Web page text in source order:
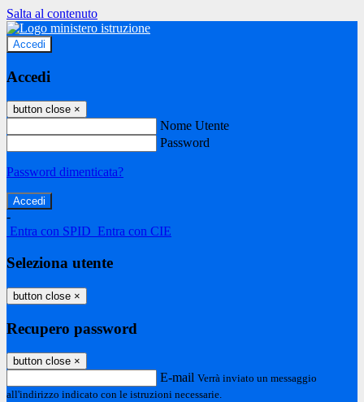
Salta al contenuto
Accedi
Accedi
button close ×
Nome Utente
Password
Password dimenticata?
-
Entra con SPID Entra con CIE
Seleziona utente
button close ×
Recupero password
button close ×
E-mail Verrà inviato un messaggio
all'indirizzo indicato con le istruzioni necessarie.